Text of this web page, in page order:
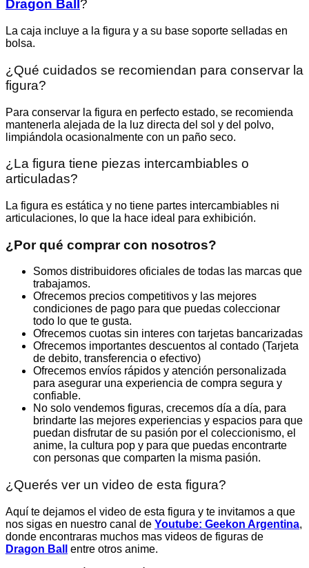
Dragon Ball ?
La caja incluye a la figura y a su base soporte selladas en
bolsa.
¿Qué cuidados se recomiendan para conservar la
figura?
Para conservar la figura en perfecto estado, se recomienda
mantenerla alejada de la luz directa del sol y del polvo,
limpiándola ocasionalmente con un paño seco.
¿La figura tiene piezas intercambiables o
articuladas?
La figura es estática y no tiene partes intercambiables ni
articulaciones, lo que la hace ideal para exhibición.
¿Por qué comprar con nosotros?
Somos distribuidores oficiales de todas las marcas que
trabajamos.
Ofrecemos precios competitivos y las mejores
condiciones de pago para que puedas coleccionar
todo lo que te gusta.
Ofrecemos cuotas sin interes con tarjetas bancarizadas
Ofrecemos importantes descuentos al contado (Tarjeta
de debito, transferencia o efectivo)
Ofrecemos envíos rápidos y atención personalizada
para asegurar una experiencia de compra segura y
confiable.
No solo vendemos figuras, crecemos día a día, para
brindarte las mejores experiencias y espacios para que
puedan disfrutar de su pasión por el coleccionismo, el
anime, la cultura pop y para que puedas encontrarte
con personas que comparten la misma pasión.
¿Querés ver un video de esta figura?
Aquí te dejamos el video de esta figura y te invitamos a que
nos sigas en nuestro canal de Youtube: Geekon Argentina,
donde encontraras muchos mas videos de figuras de
Dragon Ball
entre otros anime.